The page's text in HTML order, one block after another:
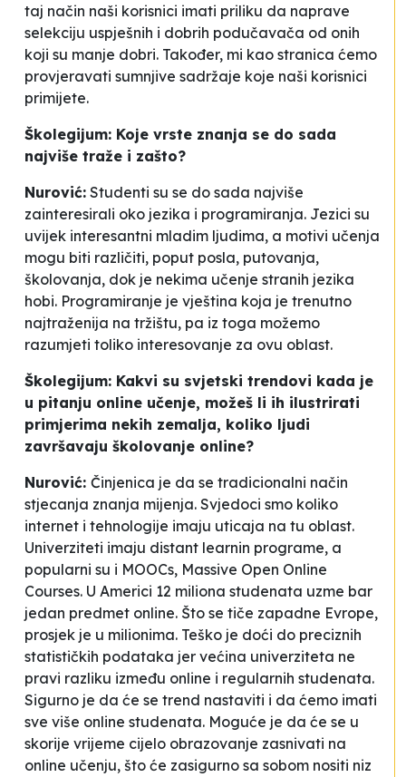
taj način naši korisnici imati priliku da naprave
selekciju uspješnih i dobrih podučavača od onih
koji su manje dobri. Također, mi kao stranica ćemo
provjeravati sumnjive sadržaje koje naši korisnici
primijete.
Školegijum: Koje vrste znanja se do sada
najviše traže i zašto?
Nurović: Studenti su se do sada najviše
zainteresirali oko jezika i programiranja. Jezici su
uvijek interesantni mladim ljudima, a motivi učenja
mogu biti različiti, poput posla, putovanja,
školovanja, dok je nekima učenje stranih jezika
hobi. Programiranje je vještina koja je trenutno
najtraženija na tržištu, pa iz toga možemo
razumjeti toliko interesovanje za ovu oblast.
Školegijum: Kakvi su svjetski trendovi kada je
u pitanju online učenje, možeš li ih ilustrirati
primjerima nekih zemalja, koliko ljudi
završavaju školovanje online?
Nurović: Činjenica je da se tradicionalni način
stjecanja znanja mijenja. Svjedoci smo koliko
internet i tehnologije imaju uticaja na tu oblast.
Univerziteti imaju distant learnin programe, a
popularni su i MOOCs, Massive Open Online
Courses. U Americi 12 miliona studenata uzme bar
jedan predmet online. Što se tiče zapadne Evrope,
prosjek je u milionima. Teško je doći do preciznih
statističkih podataka jer većina univerziteta ne
pravi razliku između online i regularnih studenata.
Sigurno je da će se trend nastaviti i da ćemo imati
sve više online studenata. Moguće je da će se u
skorije vrijeme cijelo obrazovanje zasnivati na
online učenju, što će zasigurno sa sobom nositi niz